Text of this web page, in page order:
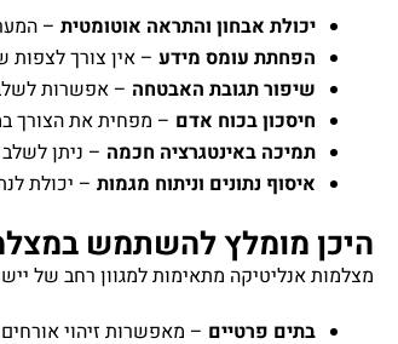
יכולת אבחון והתראה אוטומטית –
הפחתת עומס מידע – אין צורך לצפות
שיפור תגובת האבטחה – אפשרות
חיסכון בכוח אדם – מפחית את הצורך
תמיכה באינטגרציה חכמה – ניתן
איסוף נתונים וניתוח מגמות – יכולת
היכן מומלץ להשתמש
מצלמות אנליטיקה מתאימות למגוון רחב של
בתים פרטיים – מאפשרות זיהוי